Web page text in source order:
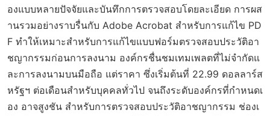
องแบบหลายปัจจัยและบันทึกการตรวจสอบโดยละเอียด การผส
านรวมอย่างราบรื่นกับ Adobe Acrobat สำหรับการแก้ไข PD
F ทำให้เหมาะสำหรับการแก้ไขแบบฟอร์มตรวจสอบประวัติอา
ชญากรรมก่อนการลงนาม องค์กรชื่นชมเทมเพลตที่ไม่จำกัดแ
ละการลงนามบนมือถือ แต่ราคา ซึ่งเริ่มต้นที่ 22.99 ดอลลาร์ส
หรัฐฯ ต่อเดือนสำหรับบุคคลทั่วไป จนถึงระดับองค์กรที่กำหนดเ
อง อาจสูงชัน สำหรับการตรวจสอบประวัติอาชญากรรม ช่องเ